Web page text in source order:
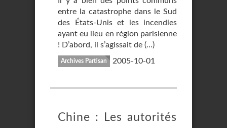
entre la catastrophe dans le Sud
des États-Unis et les incendies
ayant eu lieu en région parisienne
! D’abord, il s’agissait de (…)
Archives Partisan 2005-10-01
Chine : Les autorités